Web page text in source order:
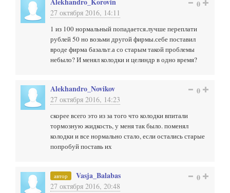
27 октября 2016, 14:11
0
1 из 100 нормальный попадается.лучше переплати
рублей 50 но возьми другой фирмы.себе поставил
вроде фирма базальт.а со старым такой проблемы
небыло? И менял колодки и целиндр в одно время?
Alekhandro_Novikov
27 октября 2016, 14:23
0
скорее всего это из за того что колодки впитали
тормозную жидкость, у меня так было. поменял
колодки и все нормально стало, если остались старые
попробуй поставь их
автор Vasja_Balabas
27 октября 2016, 20:48
0